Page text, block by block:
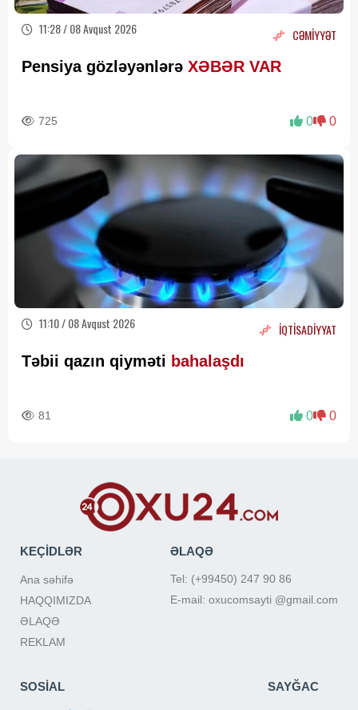
11:28 / 08 Avqust 2026 CƏMİYYƏT
Pensiya gözləyənlərə XƏBƏR VAR
725 0 0
11:10 / 08 Avqust 2026 İQTİSADİYYAT
Təbii qazın qiyməti bahalaşdı
81 0 0
KEÇİDLƏR
Ana səhifə
HAQQIMIZDA
ƏLAQƏ
REKLAM
ƏLAQƏ
Tel: (+99450) 247 90 86
E-mail: oxucomsayti @gmail.com
SOSİAL SAYĞAC